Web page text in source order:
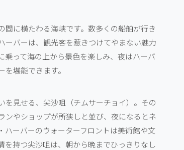
に横たわる海峡です。数多くの船舶が行き
バーは、観光客を惹きつけてやまない魅力
って海の上から景色を楽しみ、夜はハーバ
堪能できます。
見せる、尖沙咀（チムサーチョイ）。その
やショップが所狭しと並び、夜になるとネ
ーバーのウォーターフロントは美術館や文
持つ尖沙咀は、朝から晩までひっきりなし